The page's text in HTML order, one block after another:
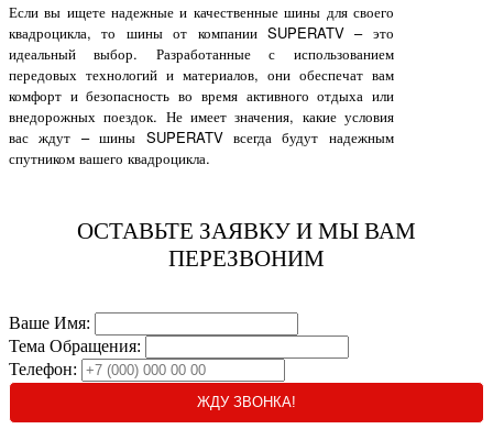
Если вы ищете надежные и качественные шины для своего
квадроцикла, то шины от компании SUPERATV – это
идеальный выбор. Разработанные с использованием
передовых технологий и материалов, они обеспечат вам
комфорт и безопасность во время активного отдыха или
внедорожных поездок. Не имеет значения, какие условия
вас ждут – шины SUPERATV всегда будут надежным
спутником вашего квадроцикла.
ОСТАВЬТЕ ЗАЯВКУ И МЫ ВАМ
ПЕРЕЗВОНИМ
Ваше Имя:
Тема Обращения:
Телефон:
ЖДУ ЗВОНКА!